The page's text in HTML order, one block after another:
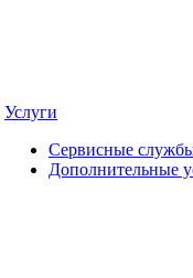
Услуги
Сервисные
Дополнительные